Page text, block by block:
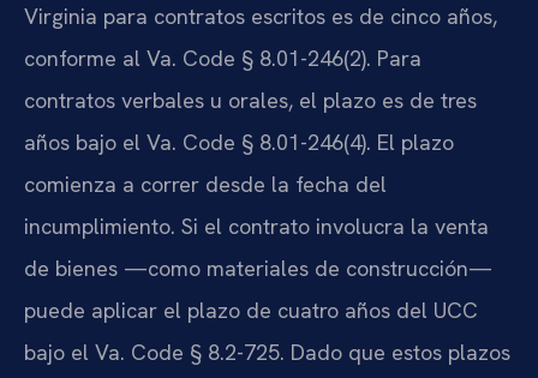
Virginia para contratos escritos es de cinco años,
conforme al Va. Code § 8.01-246(2). Para
contratos verbales u orales, el plazo es de tres
años bajo el Va. Code § 8.01-246(4). El plazo
comienza a correr desde la fecha del
incumplimiento. Si el contrato involucra la venta
de bienes —como materiales de construcción—
puede aplicar el plazo de cuatro años del UCC
bajo el Va. Code § 8.2-725. Dado que estos plazos